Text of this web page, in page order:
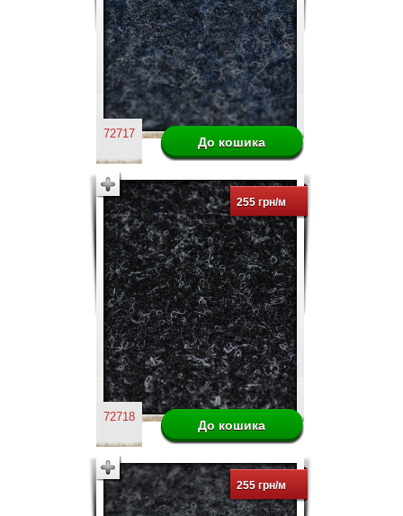
72717
255 грн/м
72718
255 грн/м